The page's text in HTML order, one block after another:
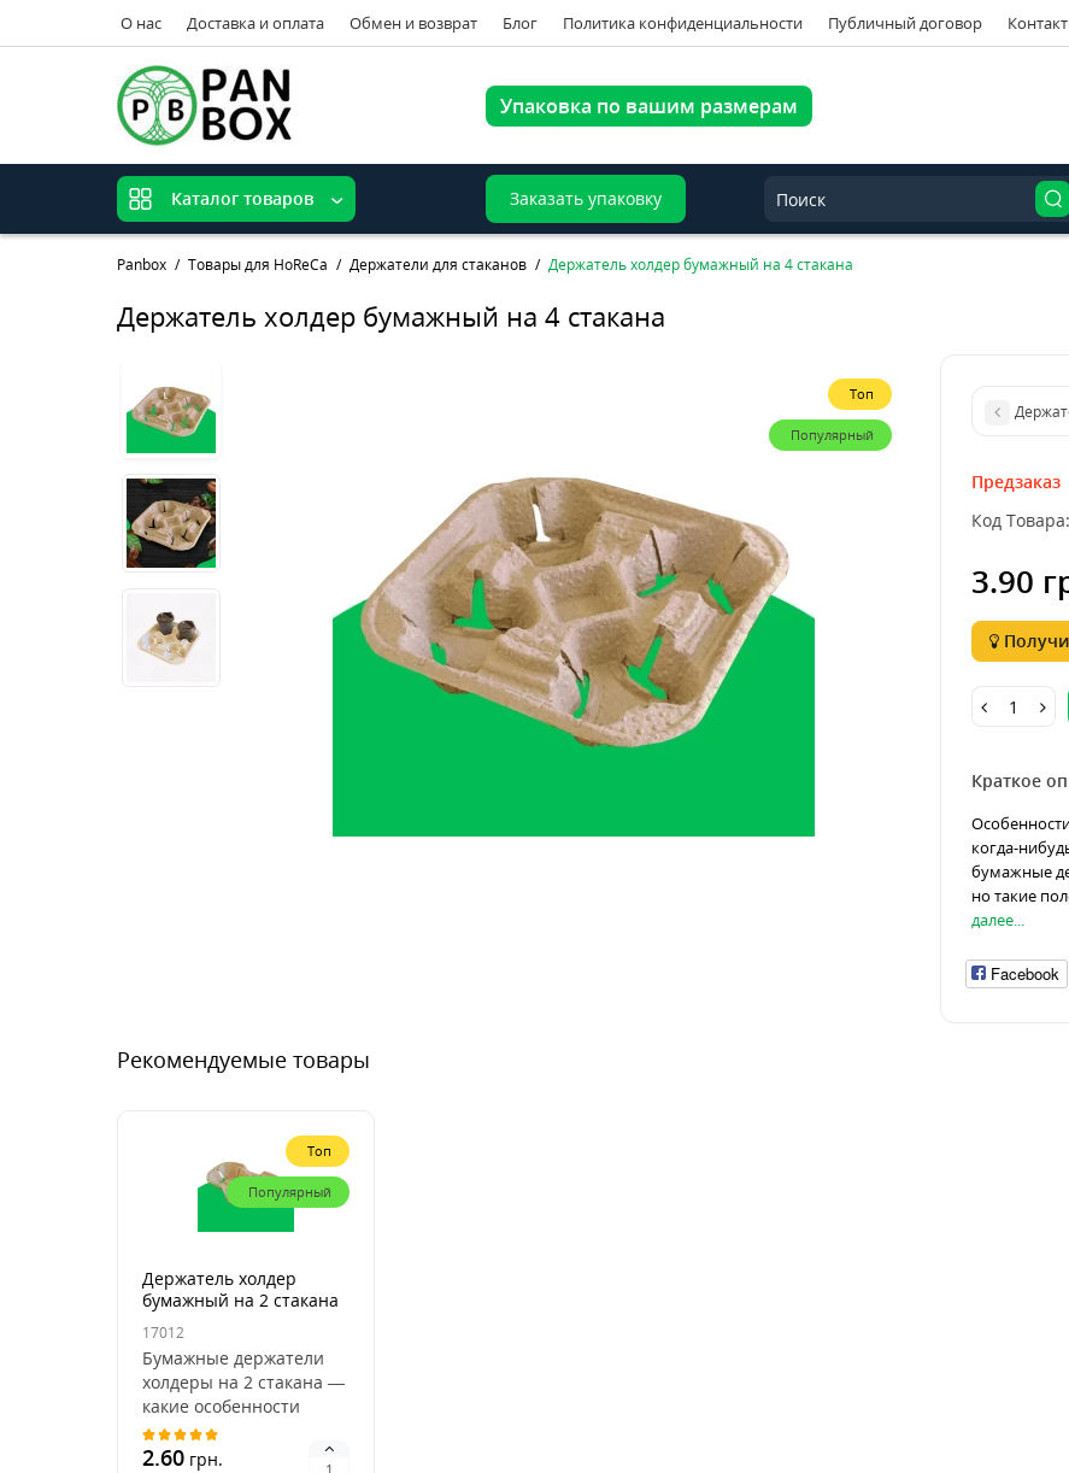
О нас Доставка и оплата Обмен и возврат Блог Политика конфиденциальности Публичный договор
Упаковка по вашим размерам
Каталог товаров Заказать упаковку
Panbox Товары для HoReCa Держатели для стаканов Держатель холдер бумажный на 4 стакана
Держатель холдер бумажный на 4 стакана
Топ
Популярный
Предзаказ
Код Товара:
3.90
Краткое
когда-
бумажные
но такие
далее...
Facebook
Рекомендуемые товары
Топ
Популярный
Держатель холдер
бумажный на 2 стакана
17012
Бумажные держатели
холдеры на 2 стакана —
какие особенности
стоит выделить?В
современном мире, где
2.60 грн.